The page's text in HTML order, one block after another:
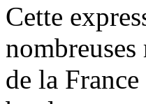
Cette
de la